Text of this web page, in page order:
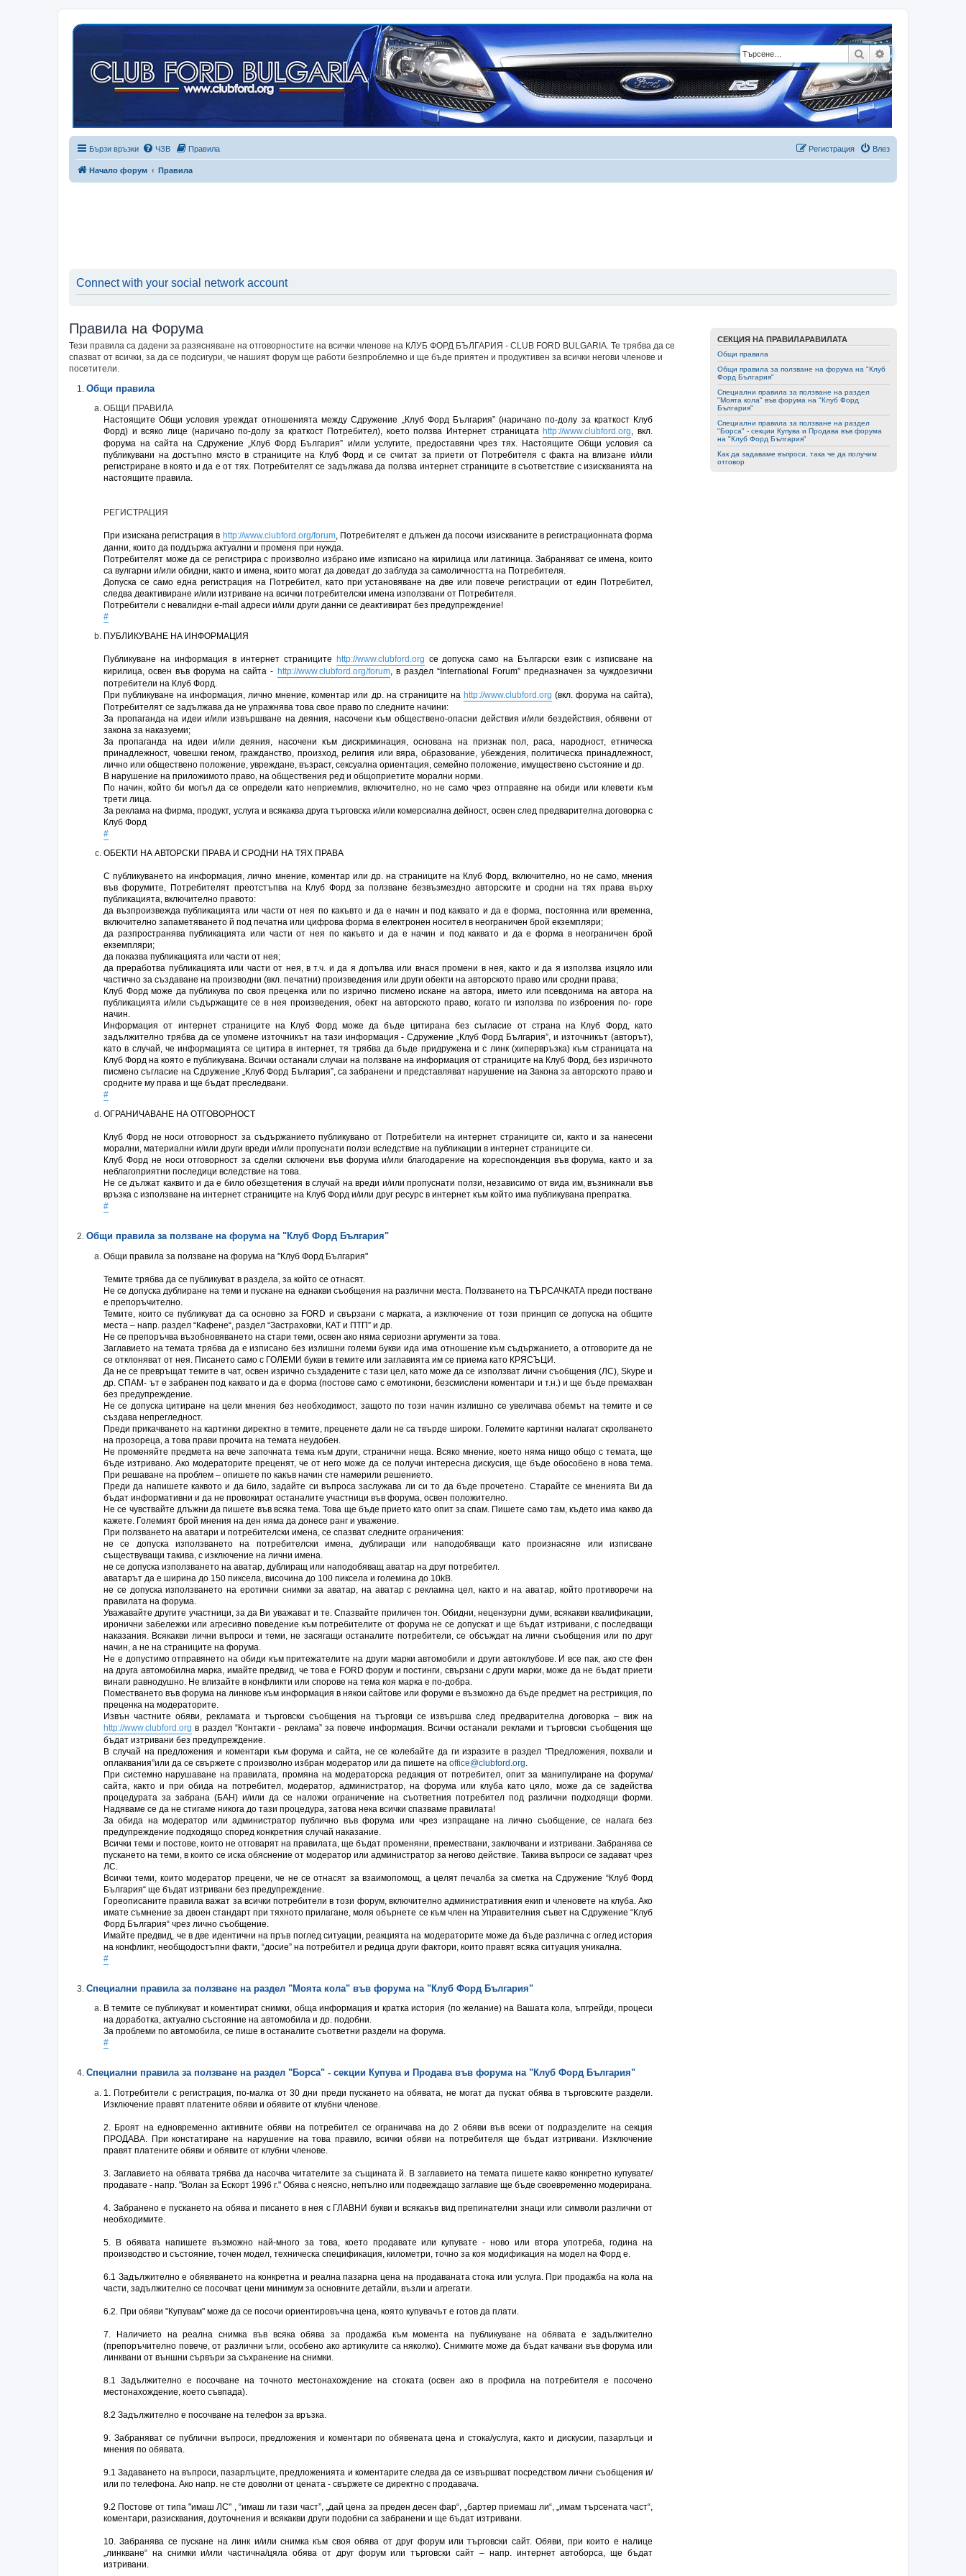
ТърсенеРазширено
Бързи връзки ЧЗВ Правила Влез
Регистрация
Начало форум Правила
Connect with your social network account
СЕКЦИЯ НА ПРАВИЛАРАВИЛАТА
Общи правила
Общи правила за ползване на форумa на "Клуб
Форд България"
Специални правила за ползване на раздел
"Моята кола" във форумa на "Клуб Форд
България"
Специални правила за ползване на раздел
"Борса" - секции Купува и Продава във форумa
на "Клуб Форд България"
Как да задаваме въпроси, така че да получим
отговор
Правила на Форума
Тези правила са дадени за разясняване на отговорностите на всички членове на КЛУБ ФОРД БЪЛГАРИЯ - CLUB FORD BULGARIA. Те трябва да се
спазват от всички, за да се подсигури, че нашият форум ще работи безпроблемно и ще бъде приятен и продуктивен за всички негови членове и
посетители.
Общи правила
ОБЩИ ПРАВИЛА
Настоящите Общи условия уреждат отношенията между Сдружение „Клуб Форд България” (наричано по-долу за краткост Клуб
Форд) и всяко лице (наричано по-долу за краткост Потребител), което ползва Интернет страницата http://www.clubford.org, вкл.
форума на сайта на Сдружение „Клуб Форд България” и/или услугите, предоставяни чрез тях. Настоящите Общи условия са
публикувани на достъпно място в страниците на Клуб Форд и се считат за приети от Потребителя с факта на влизане и/или
регистриране в която и да е от тях. Потребителят се задължава да ползва интернет страниците в съответствие с изискванията на
настоящите правила.
РЕГИСТРАЦИЯ
При изискана регистрация в http://www.clubford.org/forum, Потребителят е длъжен да посочи изискваните в регистрационната форма
данни, които да поддържа актуални и променя при нужда.
Потребителят може да се регистрира с произволно избрано име изписано на кирилица или латиница. Забраняват се имена, които
са вулгарни и/или обидни, както и имена, които могат да доведат до заблуда за самоличността на Потребителя.
Допуска се само една регистрация на Потребител, като при установяване на две или повече регистрации от един Потребител,
следва деактивиране и/или изтриване на всички потребителски имена използвани от Потребителя.
Потребители с невалидни e-mail адреси и/или други данни се деактивират без предупреждение!
#
ПУБЛИКУВАНЕ НА ИНФОРМАЦИЯ
Публикуване на информация в интернет страниците http://www.clubford.org се допуска само на Български език с изписване на
кирилица, освен във форума на сайта - http://www.clubford.org/forum, в раздел “International Forum” предназначен за чуждоезични
потребители на Клуб Форд.
При публикуване на информация, лично мнение, коментар или др. на страниците на http://www.clubford.org (вкл. форума на сайта),
Потребителят се задължава да не упражнява това свое право по следните начини:
За пропаганда на идеи и/или извършване на деяния, насочени към обществено-опасни действия и/или бездействия, обявени от
закона за наказуеми;
За пропаганда на идеи и/или деяния, насочени към дискриминация, основана на признак пол, раса, народност, етническа
принадлежност, човешки геном, гражданство, произход, религия или вяра, образование, убеждения, политическа принадлежност,
лично или обществено положение, увреждане, възраст, сексуална ориентация, семейно положение, имуществено състояние и др.
В нарушение на приложимото право, на обществения ред и общоприетите морални норми.
По начин, който би могъл да се определи като неприемлив, включително, но не само чрез отправяне на обиди или клевети към
трети лица.
За реклама на фирма, продукт, услуга и всякаква друга търговска и/или комерсиална дейност, освен след предварителна договорка с
Клуб Форд
#
ОБЕКТИ НА АВТОРСКИ ПРАВА И СРОДНИ НА ТЯХ ПРАВА
С публикуването на информация, лично мнение, коментар или др. на страниците на Клуб Форд, включително, но не само, мнения
във форумите, Потребителят преотстъпва на Клуб Форд за ползване безвъзмездно авторските и сродни на тях права върху
публикацията, включително правото:
да възпроизвежда публикацията или части от нея по какъвто и да е начин и под каквато и да е форма, постоянна или временна,
включително запаметяването й под печатна или цифрова форма в електронен носител в неограничен брой екземпляри;
да разпространява публикацията или части от нея по какъвто и да е начин и под каквато и да е форма в неограничен брой
екземпляри;
да показва публикацията или части от нея;
да преработва публикацията или части от нея, в т.ч. и да я допълва или внася промени в нея, както и да я използва изцяло или
частично за създаване на производни (вкл. печатни) произведения или други обекти на авторското право или сродни права;
Клуб Форд може да публикува по своя преценка или по изрично писмено искане на автора, името или псевдонима на автора на
публикацията и/или съдържащите се в нея произведения, обект на авторското право, когато ги използва по изброения по- горе
начин.
Информация от интернет страниците на Клуб Форд може да бъде цитирана без съгласие от страна на Клуб Форд, като
задължително трябва да се упомене източникът на тази информация - Сдружение „Клуб Форд България”, и източникът (авторът),
като в случай, че информацията се цитира в интернет, тя трябва да бъде придружена и с линк (хипервръзка) към страницата на
Клуб Форд на която е публикувана. Всички останали случаи на ползване на информация от страниците на Клуб Форд, без изричното
писмено съгласие на Сдружение „Клуб Форд България”, са забранени и представляват нарушение на Закона за авторското право и
сродните му права и ще бъдат преследвани.
#
ОГРАНИЧАВАНЕ НА ОТГОВОРНОСТ
Клуб Форд не носи отговорност за съдържанието публикувано от Потребители на интернет страниците си, както и за нанесени
морални, материални и/или други вреди и/или пропуснати ползи вследствие на публикации в интернет страниците си.
Клуб Форд не носи отговорност за сделки сключени във форума и/или благодарение на кореспонденция във форума, както и за
неблагоприятни последици вследствие на това.
Не се дължат каквито и да е било обезщетения в случай на вреди и/или пропуснати ползи, независимо от вида им, възникнали във
връзка с използване на интернет страниците на Клуб Форд и/или друг ресурс в интернет към който има публикувана препратка.
#
Общи правила за ползване на форумa на "Клуб Форд България"
Общи правила за ползване на форумa на "Клуб Форд България"
Темите трябва да се публикуват в раздела, за който се отнасят.
Не се допуска дублиране на теми и пускане на еднакви съобщения на различни места. Ползването на ТЪРСАЧКАТА преди постване
e препоръчително.
Темите, които се публикуват да са основно за FORD и свързани с марката, а изключение от този принцип се допуска на общите
места – напр. раздел “Кафене“, раздел “Застраховки, КАТ и ПТП” и др.
Не се препоръчва възобновяването на стари теми, освен ако няма сериозни аргументи за това.
Заглавието на темата трябва да е изписано без излишни големи букви ида има отношение към съдържанието, a отговорите да не
се отклоняват от нея. Писането само с ГОЛЕМИ букви в темите или заглавията им се приема като КРЯСЪЦИ.
Да не се превръщат темите в чат, освен изрично създадените с тази цел, като може да се използват лични съобщения (ЛС), Skype и
др. СПАМ- ът е забранен под каквато и да е форма (постове само с емотикони, безсмислени коментари и т.н.) и ще бъде премахван
без предупреждение.
Не се допуска цитиране на цели мнения без необходимост, защото по този начин излишно се увеличава обемът на темите и се
създава непрегледност.
Преди прикачването на картинки директно в темите, преценете дали не са твърде широки. Големите картинки налагат скролването
на прозореца, а това прави прочита на темата неудобен.
Не променяйте предмета на вече започната тема към други, странични неща. Всяко мнение, което няма нищо общо с темата, ще
бъде изтривано. Ако модераторите преценят, че от него може да се получи интересна дискусия, ще бъде обособено в нова тема.
При решаване на проблем – опишете по какъв начин сте намерили решението.
Преди да напишете каквото и да било, задайте си въпроса заслужава ли си то да бъде прочетено. Старайте се мненията Ви да
бъдат информативни и да не провокират останалите участници във форума, освен положително.
Не се чувствайте длъжни да пишете във всяка тема. Това ще бъде прието като опит за спам. Пишете само там, където има какво да
кажете. Големият брой мнения на ден няма да донесе ранг и уважение.
При ползването на аватари и потребителски имена, се спазват следните ограничения:
не се допуска използването на потребителски имена, дублиращи или наподобяващи като произнасяне или изписване
съществуващи такива, с изключение на лични имена.
не се допуска използването на аватар, дублиращ или наподобяващ аватар на друг потребител.
аватарът да е ширина до 150 пиксела, височина до 100 пиксела и големина до 10kB.
не се допуска използването на еротични снимки за аватар, на аватар с рекламна цел, както и на аватар, който противоречи на
правилата на форума.
Уважавайте другите участници, за да Ви уважават и те. Спазвайте приличен тон. Обидни, нецензурни думи, всякакви квалификации,
иронични забележки или агресивно поведение към потребителите от форума не се допускат и ще бъдат изтривани, с последващи
наказания. Всякакви лични въпроси и теми, не засягащи останалите потребители, се обсъждат на лични съобщения или по друг
начин, а не на страниците на форума.
Не е допустимо отправянето на обиди към притежателите на други марки автомобили и други автоклубове. И все пак, ако сте фен
на друга автомобилна марка, имайте предвид, че това е FORD форум и постинги, свързани с други марки, може да не бъдат приети
винаги равнодушно. Не влизайте в конфликти или спорове на тема коя марка е по-добра.
Поместването във форума на линкове към информация в някои сайтове или форуми е възможно да бъде предмет на рестрикция, по
преценка на модераторите.
Извън частните обяви, рекламата и търговски съобщения на търговци се извършва след предварителна договорка – виж на
http://www.clubford.org в раздел “Контакти - реклама” за повече информация. Всички останали реклами и търговски съобщения ще
бъдат изтривани без предупреждение.
В случай на предложения и коментари към форума и сайта, не се колебайте да ги изразите в раздел “Предложения, похвали и
оплаквания”или да се свържете с произволно избран модератор или да пишете на office@clubford.org
При системно нарушаване на правилата, промяна на модераторска редакция от потребител, опит за манипулиране на форума/
сайта, както и при обида на потребител, модератор, администратор, на форума или клуба като цяло, може да се задейства
процедурата за забрана (БАН) и/или да се наложи ограничение на съответния потребител под различни подходящи форми.
Надяваме се да не стигаме никога до тази процедура, затова нека всички спазваме правилата!
За обида на модератор или администратор публично във форума или чрез изпращане на лично съобщение, се налага без
предупреждение подходящо според конкретния случай наказание.
Всички теми и постове, които не отговарят на правилата, ще бъдат променяни, премествани, заключвани и изтривани. Забранява се
пускането на теми, в които се иска обяснение от модератор или администратор за негово действие. Такива въпроси се задават чрез
ЛС.
Всички теми, които модератор прецени, че не се отнасят за взаимопомощ, а целят печалба за сметка на Сдружение “Клуб Форд
България“ ще бъдат изтривани без предупреждение.
Гореописаните правила важат за всички потребители в този форум, включително административния екип и членовете на клуба. Ако
имате съмнение за двоен стандарт при тяхното прилагане, моля обърнете се към член на Управителния съвет на Сдружение “Клуб
Форд България“ чрез лично съобщение.
Имайте предвид, че в две идентични на пръв поглед ситуации, реакцията на модераторите може да бъде различна с оглед история
на конфликт, необщодостъпни факти, “досие” на потребител и редица други фактори, които правят всяка ситуация уникална.
#
Специални правила за ползване на раздел "Моята кола" във форумa на "Клуб Форд България"
В темите се публикуват и коментират снимки, обща информация и кратка история (по желание) на Вашата кола, ъпгрейди, процеси
на доработка, актуално състояние на автомобила и др. подобни.
За проблеми по автомобила, се пише в останалите съответни раздели на форума.
#
Специални правила за ползване на раздел "Борса" - секции Купува и Продава във форумa на "Клуб Форд България"
1. Потребители с регистрация, по-малка от 30 дни преди пускането на обявата, не могат да пускат обява в търговските раздели.
Изключение правят платените обяви и обявите от клубни членове.
2. Броят на едновременно активните обяви на потребител се ограничава на до 2 обяви във всеки от подразделите на секция
ПРОДАВА. При констатиране на нарушение на това правило, всички обяви на потребителя ще бъдат изтривани. Изключение
правят платените обяви и обявите от клубни членове.
3. Заглавието на обявата трябва да насочва читателите за същината й. В заглавието на темата пишете какво конкретно купувате/
продавате - напр. "Волан за Ескорт 1996 г." Обява с неясно, непълно или подвеждащо заглавие ще бъде своевременно модерирана.
4. Забранено е пускането на обява и писането в нея с ГЛАВНИ букви и всякакъв вид препинателни знаци или символи различни от
необходимите.
5. В обявата напишете възможно най-много за това, което продавате или купувате - ново или втора употреба, година на
производство и състояние, точен модел, техническа спецификация, километри, точно за коя модификация на модел на Форд е.
6.1 Задължително е обявяването на конкретна и реална пазарна цена на продаваната стока или услуга. При продажба на кола на
части, задължително се посочват цени минимум за основните детайли, възли и агрегати.
6.2. При обяви "Купувам" може да се посочи ориентировъчна цена, която купувачът е готов да плати.
7. Наличието на реална снимка във всяка обява за продажба към момента на публикуване на обявата е задължително
(препоръчително повече, от различни ъгли, особено ако артикулите са няколко). Снимките може да бъдат качвани във форума или
линквани от външни сървъри за съхранение на снимки.
8.1 Задължително е посочване на точното местонахождение на стоката (освен ако в профила на потребителя е посочено
местонахождение, което съвпада).
8.2 Задължително е посочване на телефон за връзка.
9. Забраняват се публични въпроси, предложения и коментари по обявената цена и стока/услуга, както и дискусии, пазарлъци и
мнения по обявата.
9.1 Задаването на въпроси, пазарлъците, предложенията и коментарите следва да се извършват посредством лични съобщения и/
или по телефона. Ако напр. не сте доволни от цената - свържете се директно с продавача.
9.2 Постове от типа "имаш ЛС" , “имаш ли тази част”, „дай цена за преден десен фар“, „бартер приемаш ли“, „имам търсената част“,
коментари, разисквания, доуточнения и всякакви други подобни са забранени и ще бъдат изтривани.
10. Забранява се пускане на линк и/или снимка към своя обява от друг форум или търговски сайт. Обяви, при които е налице
„линкване“ на снимки и/или частична/цяла обява от друг форум или търговски сайт – напр. интернет автоборса, ще бъдат
изтривани.